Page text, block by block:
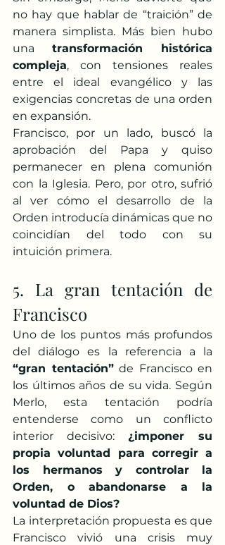
no hay que hablar de “traición” de
manera simplista. Más bien hubo
una transformación histórica
compleja, con tensiones reales
entre el ideal evangélico y las
exigencias concretas de una orden
en expansión.
Francisco, por un lado, buscó la
aprobación del Papa y quiso
permanecer en plena comunión
con la Iglesia. Pero, por otro, sufrió
al ver cómo el desarrollo de la
Orden introducía dinámicas que no
coincidían del todo con su
intuición primera.
5. La gran tentación de
Francisco
Uno de los puntos más profundos
“gran tentación” de Francisco en
los últimos años de su vida. Según
Merlo, esta tentación podría
entenderse como un conflicto
interior decisivo: ¿imponer su
propia voluntad para corregir a
los hermanos y controlar la
Orden, o abandonarse a la
voluntad de Dios?
La interpretación propuesta es que
Francisco vivió una crisis muy